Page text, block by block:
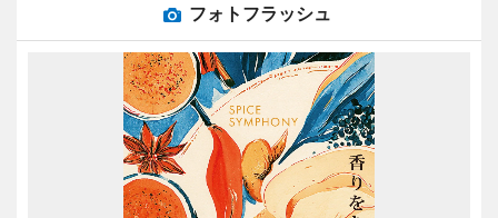
フォトフラッシュ